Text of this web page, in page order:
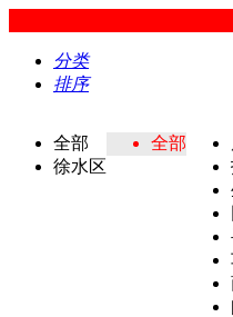
分类
排序
全部
徐水区
全部